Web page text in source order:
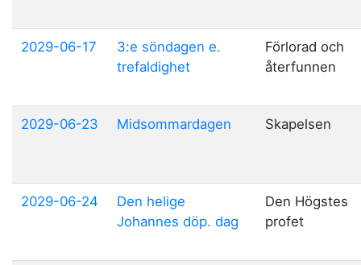
2029-06-17
3:e söndagen e.
trefaldighet
Förlorad och
återfunnen
2029-06-23 Midsommardagen Skapelsen
2029-06-24
Den helige
Johannes döp. dag
Den Högstes
profet